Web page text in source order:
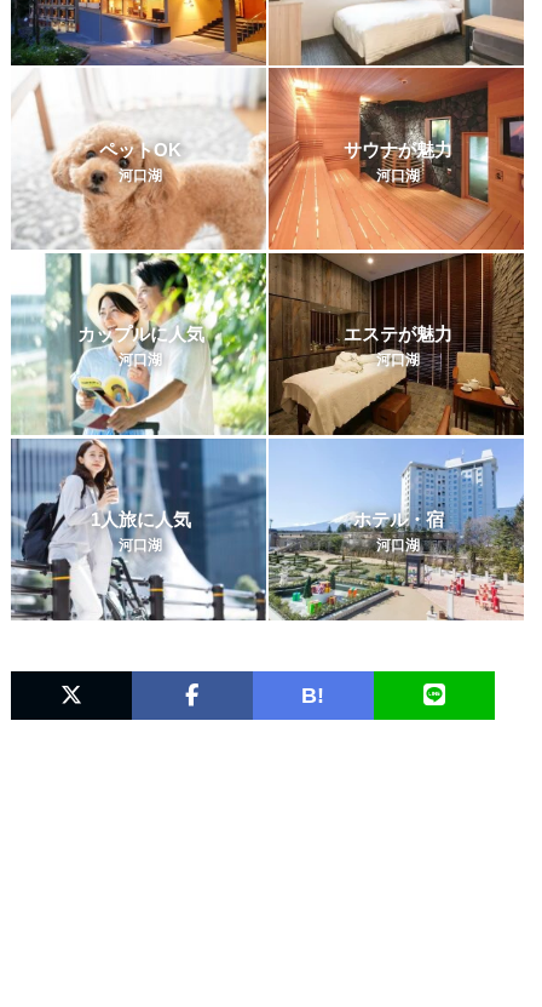
ペットOK
河口湖
サウナが魅力
河口湖
カップルに人気
河口湖
エステが魅力
河口湖
1人旅に人気
河口湖
ホテル・宿
河口湖
B!